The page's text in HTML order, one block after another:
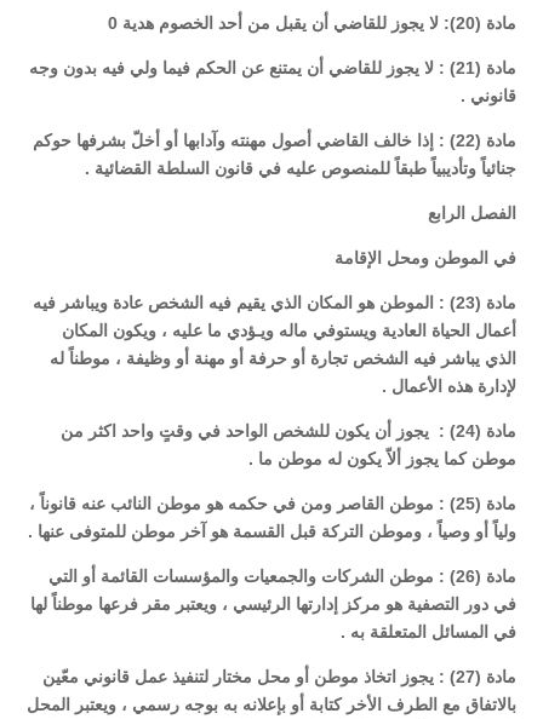
مادة (20): لا يجوز للقاضي أن يقبل من أحد الخصوم هدية 0
مادة (21) : لا يجوز للقاضي أن يمتنع عن الحكم فيما ولي فيه بدون وجه
قانوني .
مادة (22) : إذا خالف القاضي أصول مهنته وآدابها أو أخلّ بشرفها حوكم
جنائياً وتأديبياً طبقاً للمنصوص عليه في قانون السلطة القضائية .
الفصل الرابع
في الموطن ومحل الإقامة
مادة (23) : الموطن هو المكان الذي يقيم فيه الشخص عادة ويباشر فيه
أعمال الحياة العادية ويستوفي ماله ويـؤدي ما عليه ، ويكون المكان
الذي يباشر فيه الشخص تجارة أو حرفة أو مهنة أو وظيفة ، موطناً له
لإدارة هذه الأعمال .
مادة (24) : يجوز أن يكون للشخص الواحد في وقتٍ واحد اكثر من
موطن كما يجوز ألاّ يكون له موطن ما .
مادة (25) : موطن القاصر ومن في حكمه هو موطن النائب عنه قانوناً ،
ولياً أو وصياً ، وموطن التركة قبل القسمة هو آخر موطن للمتوفى عنها .
مادة (26) : موطن الشركات والجمعيات والمؤسسات القائمة أو التي
في دور التصفية هو مركز إدارتها الرئيسي ، ويعتبر مقر فرعها موطناً لها
في المسائل المتعلقة به .
مادة (27) : يجوز اتخاذ موطن أو محل مختار لتنفيذ عمل قانوني معّين
بالاتفاق مع الطرف الأخر كتابة أو بإعلانه به بوجه رسمي ، ويعتبر المحل